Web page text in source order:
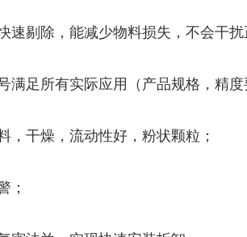
速剔除，能减少物料损失，不会干扰
满足所有实际应用（产品规格，精度
，干燥，流动性好，粉状颗粒；
；